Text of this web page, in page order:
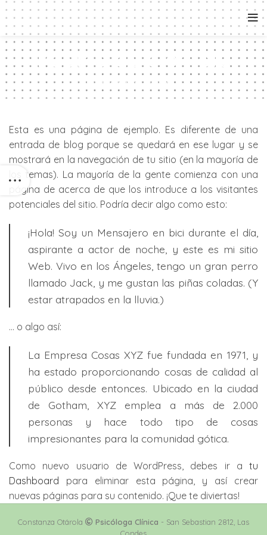
Página de ejemplo
HOME PÁGINA DE EJEMPLO
Esta es una página de ejemplo. Es diferente de una
entrada de blog porque se quedará en ese lugar y se
mostrará en la navegación de tu sitio (en la mayoría de
los temas). La mayoría de la gente comienza con una
página de acerca de que los introduce a los visitantes
potenciales del sitio. Podría decir algo como esto:
¡Hola! Soy un Mensajero en bici durante el día,
aspirante a actor de noche, y este es mi sitio
Web. Vivo en los Ángeles, tengo un gran perro
llamado Jack, y me gustan las piñas coladas. (Y
estar atrapados en la lluvia.)
… o algo así:
La Empresa Cosas XYZ fue fundada en 1971, y
ha estado proporcionando cosas de calidad al
público desde entonces. Ubicado en la ciudad
de Gotham, XYZ emplea a más de 2.000
personas y hace todo tipo de cosas
impresionantes para la comunidad gótica.
Como nuevo usuario de WordPress, debes ir a tu
Dashboard para eliminar esta página, y así crear
nuevas páginas para su contenido. ¡Que te diviertas!
Constanza Otárola Psicóloga Clínica - San Sebastian 2812, Las